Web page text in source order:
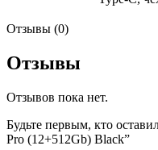
Отзывы (0)
Отзывы
Отзывов пока нет.
Будьте первым, кто
Pro (12+512Gb) Black”